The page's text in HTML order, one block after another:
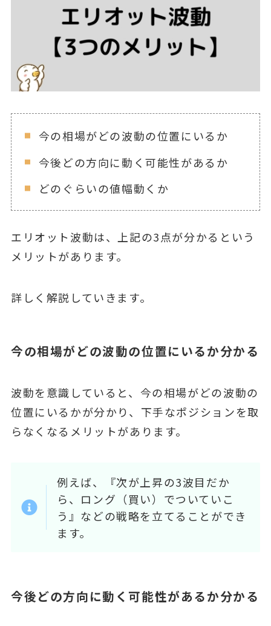
今の相場がどの波動の位置にいるか
今後どの方向に動く可能性があるか
どのぐらいの値幅動くか
エリオット波動は、上記の3点が分かるという
メリットがあります。
詳しく解説していきます。
今の相場がどの波動の位置にいるか分かる
波動を意識していると、今の相場がどの波動の
位置にいるかが分かり、下手なポジションを取
らなくなるメリットがあります。
例えば、『次が上昇の3波目だか
ら、ロング（買い）でついていこ
う』などの戦略を立てることができ
ます。
今後どの方向に動く可能性があるか分かる